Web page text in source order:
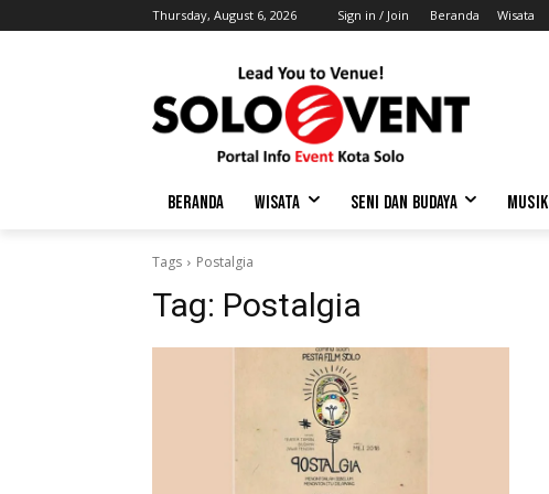
Thursday, August 6, 2026 Sign in / Join Beranda Wisata
BERANDA WISATA SENI DAN BUDAYA MUSIK
Tags Postalgia
Tag: Postalgia